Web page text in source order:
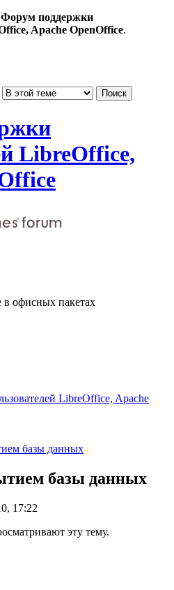
Форум поддержки
Apache OpenOffice.
LibreOffice,
в офисных пакетах
LibreOffice, Apache
базы данных
базы данных
17:22
эту тему.